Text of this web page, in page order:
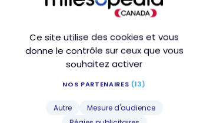
Ce site utilise des cookies et vous
donne le contrôle sur ceux que vous
souhaitez activer
NOS PARTENAIRES (13)
Autre
Mesure d'audience
avoir Internet
avoir Internet lorsque vous